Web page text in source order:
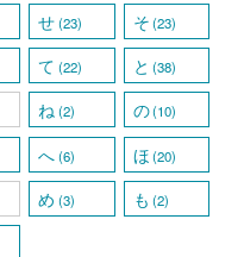
せ(23) そ (23)
て (22) と (38)
ね(2) の(10)
へ(6) ほ (20)
め (3) も (2)